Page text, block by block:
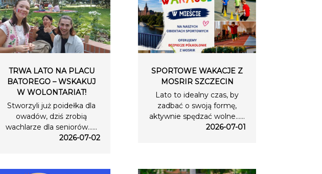
TRWA LATO NA PLACU
BATOREGO – WSKAKUJ
W WOLONTARIAT!
Stworzyli już poidełka dla
owadów, dziś zrobią
wachlarze dla seniorów…...
2026-07-02
SPORTOWE WAKACJE Z
MOSRIR SZCZECIN
Lato to idealny czas, by
zadbać o swoją formę,
aktywnie spędzać wolne…...
2026-07-01